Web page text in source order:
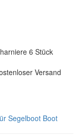
6 Stück
Versand
Segelboot Boot